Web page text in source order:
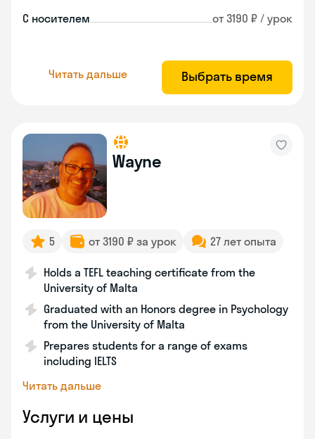
С носителем от 3190 ₽ / урок
Читать дальше Выбрать время
Wayne
5 от 3190 ₽ за урок 27 лет опыта
Holds a TEFL teaching certificate from the
University of Malta
Graduated with an Honors degree in Psychology
from the University of Malta
Prepares students for a range of exams
including IELTS
Читать дальше
Услуги и цены